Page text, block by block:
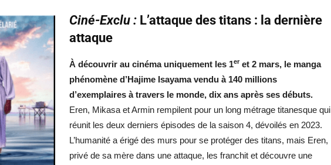
Ciné-Exclu : L’attaque des titans : la dernière
attaque
À découvrir au cinéma uniquement les 1er et 2 mars, le manga
phénomène d’Hajime Isayama vendu à 140 millions
d’exemplaires à travers le monde, dix ans après ses débuts.
Eren, Mikasa et Armin rempilent pour un long métrage titanesque qui
réunit les deux derniers épisodes de la saison 4, dévoilés en 2023.
L’humanité a érigé des murs pour se protéger des titans, mais Eren,
privé de sa mère dans une attaque, les franchit et découvre une